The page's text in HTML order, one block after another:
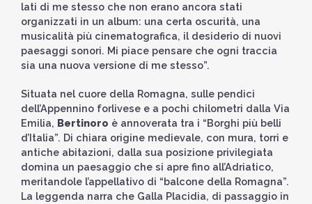
lati di me stesso che non erano ancora stati
organizzati in un album: una certa oscurità, una
musicalità più cinematografica, il desiderio di nuovi
paesaggi sonori. Mi piace pensare che ogni traccia
sia una nuova versione di me stesso”.
Situata nel cuore della Romagna, sulle pendici
dell’Appennino forlivese e a pochi chilometri dalla Via
Emilia, Bertinoro è annoverata tra i “Borghi più belli
d’Italia”. Di chiara origine medievale, con mura, torri e
antiche abitazioni, dalla sua posizione privilegiata
domina un paesaggio che si apre fino all’Adriatico,
meritandole l’appellativo di “balcone della Romagna”.
La leggenda narra che Galla Placidia, di passaggio in